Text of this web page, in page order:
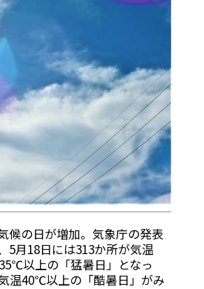
の日が増加。気象庁の発表
5月18日には313か所が気温
以上の「猛暑日」となっ
温40℃以上の「酷暑日」がみ